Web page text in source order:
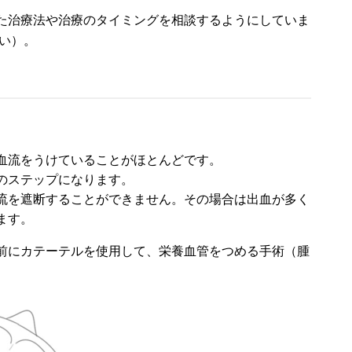
療法や治療のタイミングを相談するようにしていま
）。
をうけていることがほとんどです。
テップになります。
遮断することができません。その場合は出血が多く
。
カテーテルを使用して、栄養血管をつめる手術（腫